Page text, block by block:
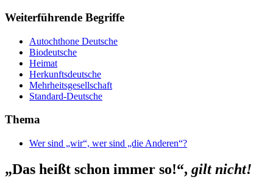
Weiterführende Begriffe
Autochthone Deutsche
Biodeutsche
Heimat
Herkunftsdeutsche
Mehrheitsgesellschaft
Standard-Deutsche
Thema
Wer sind „wir“, wer sind „die Anderen“?
„Das heißt schon immer so!“, gilt nicht!